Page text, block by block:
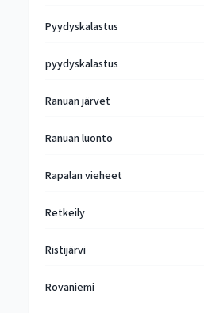
Pyydyskalastus
pyydyskalastus
Ranuan järvet
Ranuan luonto
Rapalan vieheet
Retkeily
Ristijärvi
Rovaniemi